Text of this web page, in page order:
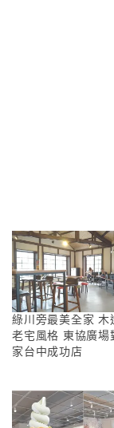
綠川旁最美全家 木
老宅風格 東協廣場
家台中成功店